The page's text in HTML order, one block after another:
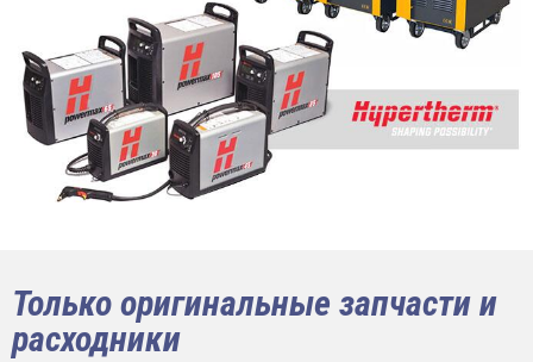
Только оригинальные запчасти и
расходники